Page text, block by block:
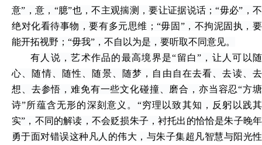
意”，意，“臆”也，不主观揣测，要让证据说话；“毋必”，不
绝对化看待事物，要有多元思维；“毋固”，不拘泥固执，要
能开拓视野；“毋我”，不自以为是，要听取不同意见。
有人说，艺术作品的最高境界是“留白”，让人可以随
心、随情、随性、随景、随梦，自由自在去看、去读、去
想、去参悟，难免有一些文化碰撞、磨合，亦当容忍“方塘
诗”所蕴含无形的深刻意义。“穷理以致其知，反躬以践其
实”，不同的解读，不会贬损朱子，衬托出的恰恰是朱子晚年
勇于面对错误这种凡人的伟大，与朱子集超凡智慧与阳光性